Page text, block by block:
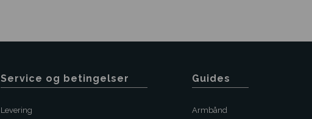
Service og betingelser
Levering
Guides
Armbånd